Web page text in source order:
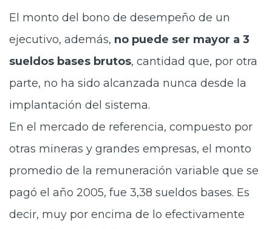
El monto del bono de desempeño de un
ejecutivo, además, no puede ser mayor a 3
sueldos bases brutos, cantidad que, por otra
parte, no ha sido alcanzada nunca desde la
implantación del sistema.
En el mercado de referencia, compuesto por
otras mineras y grandes empresas, el monto
promedio de la remuneración variable que se
pagó el año 2005, fue 3,38 sueldos bases. Es
decir, muy por encima de lo efectivamente